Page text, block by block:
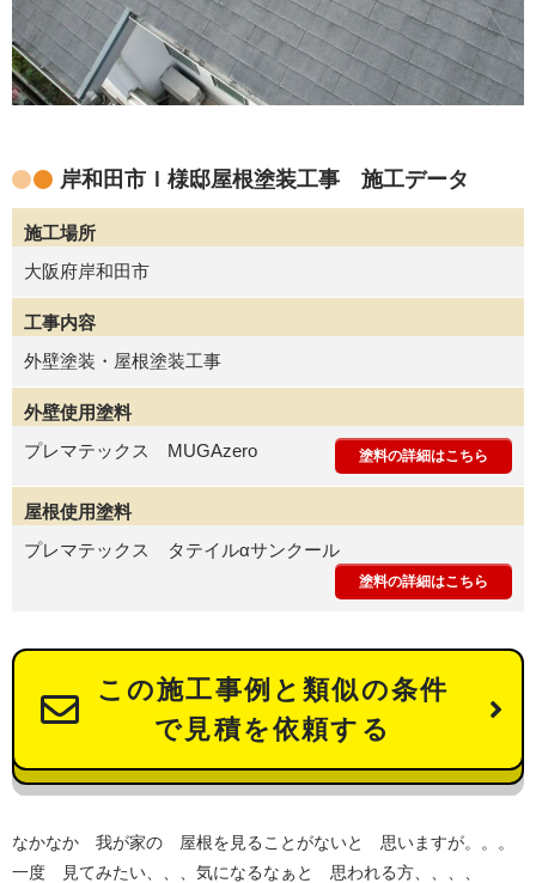
岸和田市Ｉ様邸屋根塗装工事 施工データ
施工場所
大阪府岸和田市
工事内容
外壁塗装・屋根塗装工事
外壁使用塗料
プレマテックス MUGAzero
塗料の詳細はこちら
屋根使用塗料
プレマテックス タテイルαサンクール
塗料の詳細はこちら
この施工事例と類似の条件
で見積を依頼する
なかなか 我が家の 屋根を見ることがないと 思いますが。。。
一度 見てみたい、、、気になるなぁと 思われる方、、、、